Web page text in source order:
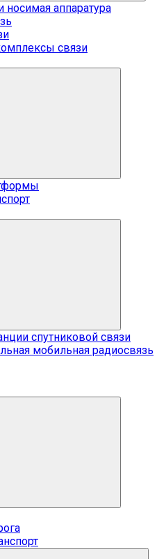
носимая аппаратура
связи
спутниковой связи
мобильная радиосвязь